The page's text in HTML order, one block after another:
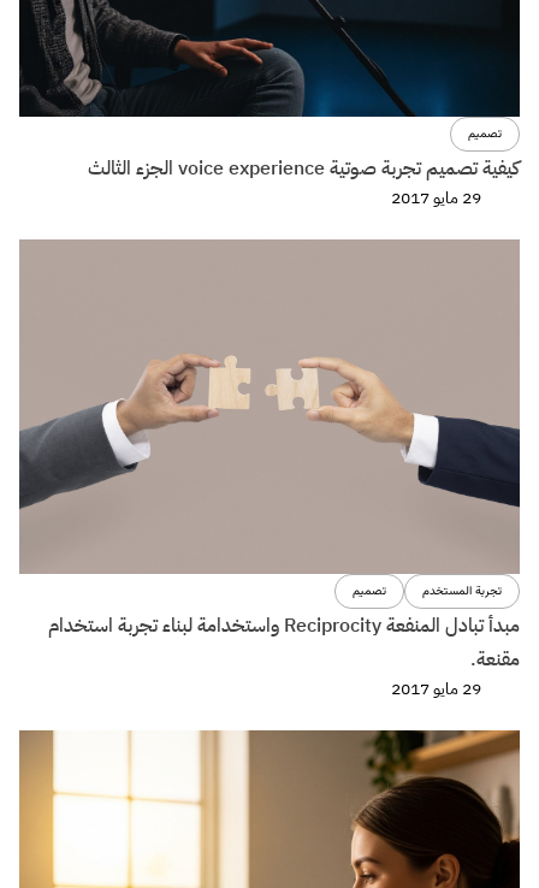
تصميم
كيفية تصميم تجربة صوتية voice experience الجزء الثالث
29 مايو 2017
تجربة المستخدم تصميم
مبدأ تبادل المنفعة Reciprocity واستخدامة لبناء تجربة استخدام
مقنعة.
29 مايو 2017